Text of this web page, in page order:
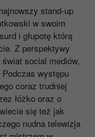
stand-up
w swoim
i głupotę którą
Z perspektywy
social mediów,
występu
coraz trudniej
łóżko oraz o
się też jak
nudna telewizja